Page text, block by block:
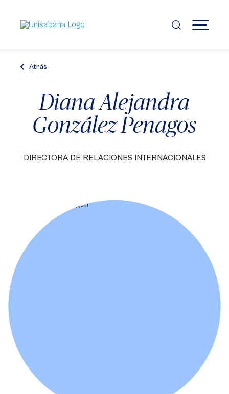
contenido
principal
MENÚ
Atrás
Diana Alejandra
González Penagos
DIRECTORA DE RELACIONES INTERNACIONALES